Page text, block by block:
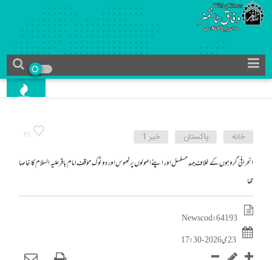
21 خانه پاکستان خبر 1
انحرافی گروہوں کے خلاف جہدِ مسلسل اور اپنے اصولوں پر ٹھوس اور دو ٹوک مؤقف امام باقر علیہ السلام کا خاصا
تھا
News cod : 64193
23 می 2026 - 17:30